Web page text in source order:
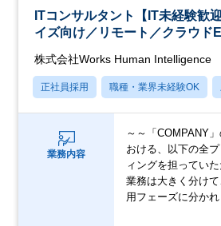
ITコンサルタント【IT未経験歓
イズ向け／リモート／クラウド
株式会社Works Human Intelligence
正社員採用 職種・業界未経験OK
業務内容
～～「COMPANY
おける、以下の全
ィングを担ってい
業務は大きく分け
用フェーズに分かれ